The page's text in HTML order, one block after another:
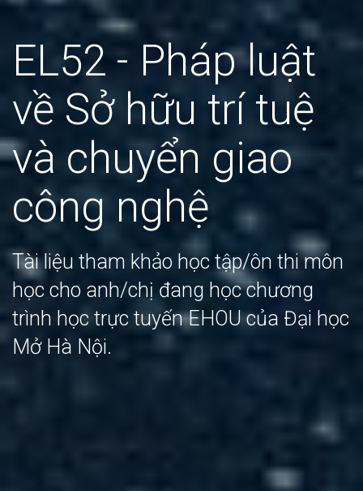
EL52 - Pháp luật
về Sở hữu trí tuệ
và chuyển giao
công nghệ
Tài liệu tham khảo học tập/ôn thi môn
học cho anh/chị đang học chương
trình học trực tuyến EHOU của Đại học
Mở Hà Nội.